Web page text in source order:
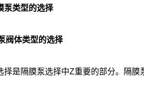
类型的选择
体类型的选择
隔膜泵选择中Z重要的部分。隔膜